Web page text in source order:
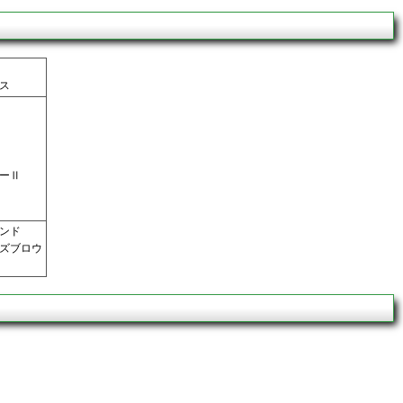
Ⅱ
ド
ブロウ